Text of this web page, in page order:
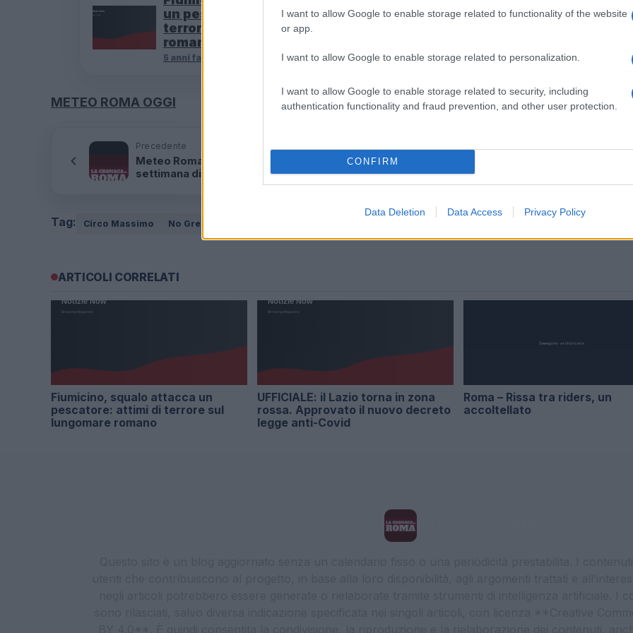
I want to allow Google to enable storage related to functionality of the website
or app.
I want to allow Google to enable storage related to personalization.
I want to allow Google to enable storage related to security, including
authentication functionality and fraud prevention, and other user protection.
CONFIRM
Data Deletion Data Access Privacy Policy
un pescatore: attimi di
terrore sul lungomare
romano
5 anni fa
zona rossa. Approvato il
5 anni fa
METEO ROMA OGGI
Precedente
Meteo Roma oggi, attesa una
settimana di temporali
processo: “Prove schiaccianti”
Tag: Circo Massimo No Green pass
ARTICOLI CORRELATI
Fiumicino, squalo attacca un
pescatore: attimi di terrore sul
lungomare romano
UFFICIALE: il Lazio torna in zona
rossa. Approvato il nuovo decreto
legge anti-Covid
Roma – Rissa tra riders, un
accoltellato